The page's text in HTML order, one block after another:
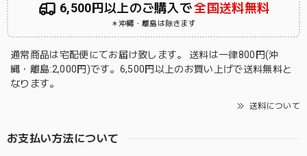
6,500円以上のご購入で全国送料無料
＊沖縄・離島は除きます
通常商品は宅配便にてお届け致します。 送料は一律800円(沖
縄・離島:2,000円)です。6,500円以上のお買い上げで送料無料と
なります。
送料について
お支払い方法について